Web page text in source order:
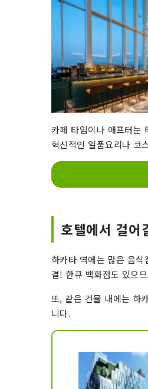
카페 타임이나 애프터눈
혁신적인 일품요리나 코
호텔에서 걸어
하카타 역에는 많은 음
결! 한큐 백화점도 있으
또, 같은 건물 내에는 하
니다.